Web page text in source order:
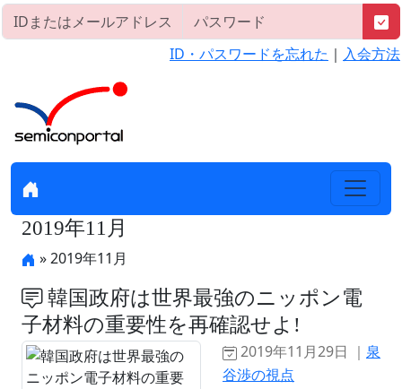
ID・パスワードを忘れた ｜ 入会方法
2019年11月
» 2019年11月
韓国政府は世界最強のニッポン電
子材料の重要性を再確認せよ!
2019年11月29日 ｜ 泉
谷渉の視点